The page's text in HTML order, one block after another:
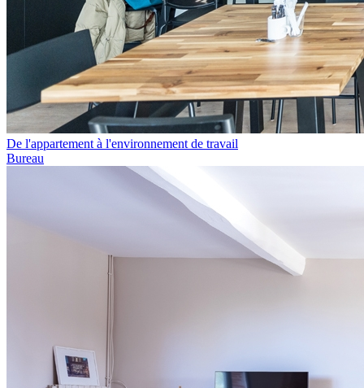
De l'appartement à l'environnement de travail
Bureau